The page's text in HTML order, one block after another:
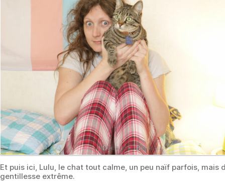
Et puis ici, Lulu, le chat tout calme, un peu naïf parfois, mais
gentillesse extrême.